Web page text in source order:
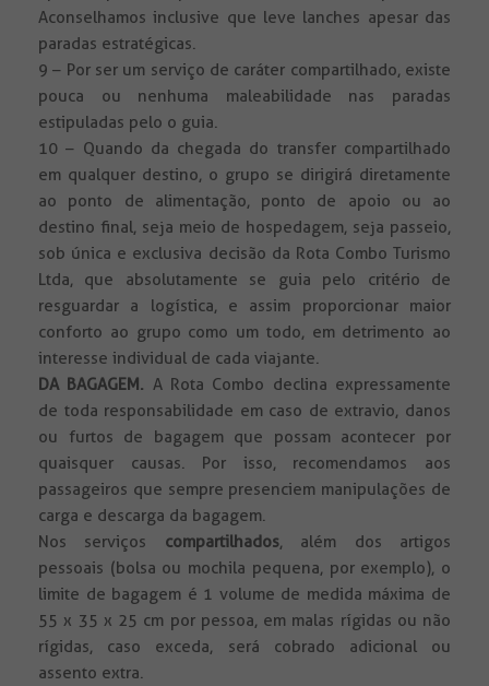
Aconselhamos inclusive que leve lanches apesar das
paradas estratégicas.
9 – Por ser um serviço de caráter compartilhado, existe
pouca ou nenhuma maleabilidade nas paradas
estipuladas pelo o guia.
10 – Quando da chegada do transfer compartilhado
em qualquer destino, o grupo se dirigirá diretamente
ao ponto de alimentação, ponto de apoio ou ao
destino final, seja meio de hospedagem, seja passeio,
sob única e exclusiva decisão da Rota Combo Turismo
Ltda, que absolutamente se guia pelo critério de
resguardar a logística, e assim proporcionar maior
conforto ao grupo como um todo, em detrimento ao
interesse individual de cada viajante.
DA BAGAGEM. A Rota Combo declina expressamente
de toda responsabilidade em caso de extravio, danos
ou furtos de bagagem que possam acontecer por
quaisquer causas. Por isso, recomendamos aos
passageiros que sempre presenciem manipulações de
carga e descarga da bagagem.
Nos serviços compartilhados, além dos artigos
pessoais (bolsa ou mochila pequena, por exemplo), o
limite de bagagem é 1 volume de medida máxima de
55 x 35 x 25 cm por pessoa, em malas rígidas ou não
rígidas, caso exceda, será cobrado adicional ou
assento extra.